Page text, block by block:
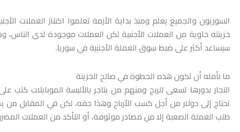
السوريون والجميع يعلم ومنذ بداية الأزمة تعلموا اكتناز العملات
خزينته خاوية من العملات الأجنبية لكن العملات موجودة لدى الناس،
سيساعد أكثر على ضبط سوق العملة الأجنبية في سوريا.
ما نأمله أن تكون هذه الخطوة في صالح الخزينة
التجار بدورها تسعى للربح ومنهم من يتاجر بالألبسة الموبايلات
تحتاج إلى دولار من أجل كسب الأرباح وهذا حقه، لكن في المقابل
طلب العملة الصعبة إلا من مصادر موثوفة، أو التأكد من العملات